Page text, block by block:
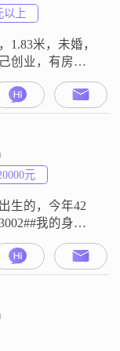
以上
1.83米，未婚，
创业，有房有
好，烟酒不
看看电视上上
法等。希望找
理，实在过日
我第一印象还
聊聊？
元
生的，今年42
我的身高
的月收入在
间##3002##我
海##3002##我
我的性
，稳重可靠，
，自信果断，
，真